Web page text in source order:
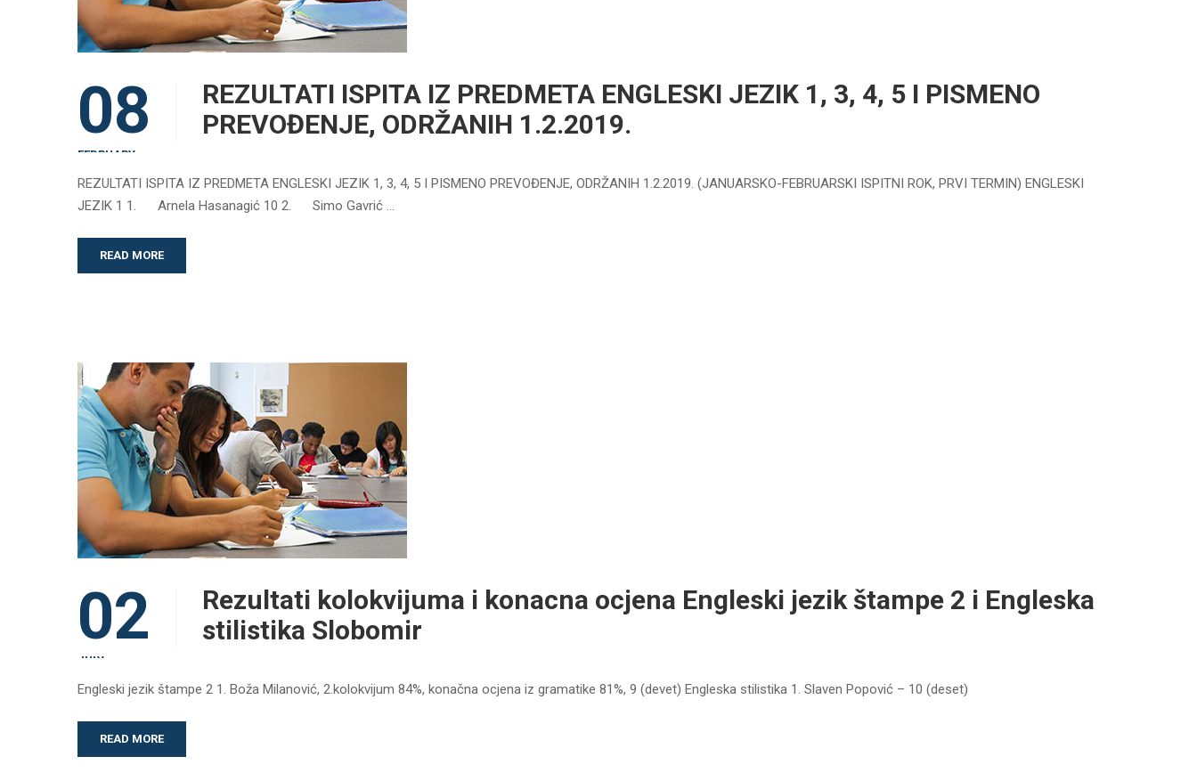
08
FEBRUARY
REZULTATI ISPITA IZ PREDMETA ENGLESKI JEZIK 1, 3, 4, 5 I PISMENO
PREVOĐENJE, ODRŽANIH 1.2.2019.
REZULTATI ISPITA IZ PREDMETA ENGLESKI JEZIK 1, 3, 4, 5 I PISMENO PREVOĐENJE, ODRŽANIH 1.2.2019. (JANUARSKO-FEBRUARSKI ISPITNI ROK, PRVI TERMIN) ENGLESKI
JEZIK 1 1. Arnela Hasanagić 10 2. Simo Gavrić …
READ MORE
02
JULY
Rezultati kolokvijuma i konacna ocjena Engleski jezik štampe 2 i Engleska
stilistika Slobomir
Engleski jezik štampe 2 1. Boža Milanović, 2.kolokvijum 84%, konačna ocjena iz gramatike 81%, 9 (devet) Engleska stilistika 1. Slaven Popović – 10 (deset)
READ MORE